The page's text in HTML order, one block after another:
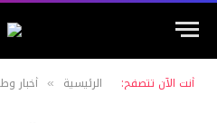
أنت الآن تتصفح: الرئيسية » أخبار